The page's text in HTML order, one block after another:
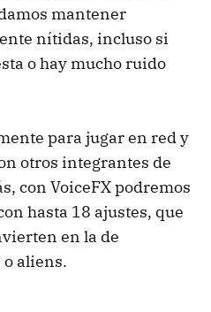
mantener
nítidas, incluso si
o hay mucho ruido
para jugar en red y
otros integrantes de
con VoiceFX podremos
hasta 18 ajustes, que
en la de
o aliens.